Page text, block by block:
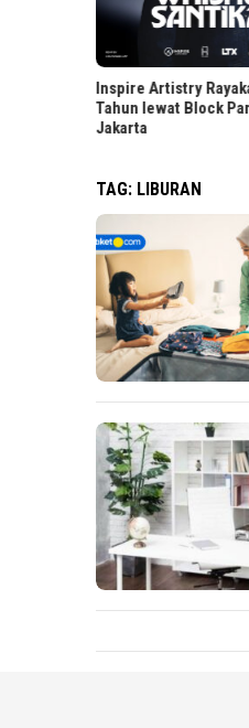
Inspire Artistry
Tahun lewat Block
Jakarta
TAG: LIBURAN